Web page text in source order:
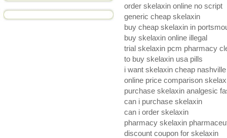
order skelaxin online no script
generic cheap skelaxin
buy cheap skelaxin in
buy skelaxin online illegal
trial skelaxin pcm pharmacy
to buy skelaxin usa pills
i want skelaxin cheap nashville
online price comparison
purchase skelaxin analgesic
can i purchase skelaxin
can i order skelaxin
pharmacy skelaxin
discount coupon for skelaxin